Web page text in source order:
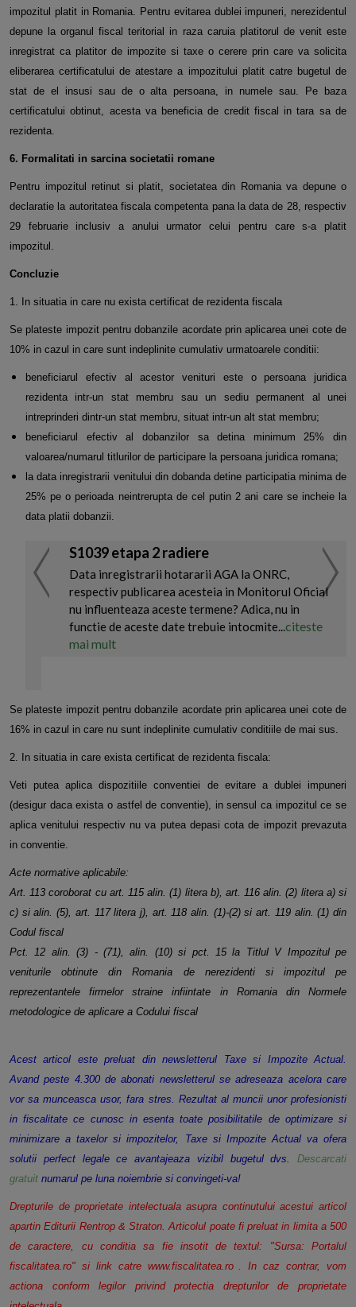
impozitul platit in Romania. Pentru evitarea dublei impuneri, nerezidentul
depune la organul fiscal teritorial in raza caruia platitorul de venit este
inregistrat ca platitor de impozite si taxe o cerere prin care va solicita
eliberarea certificatului de atestare a impozitului platit catre bugetul de
stat de el insusi sau de o alta persoana, in numele sau. Pe baza
certificatului obtinut, acesta va beneficia de credit fiscal in tara sa de
rezidenta.
6. Formalitati in sarcina societatii romane
Pentru impozitul retinut si platit, societatea din Romania va depune o
declaratie la autoritatea fiscala competenta pana ladata de 28, respectiv
29 februarie inclusiv a anului urmator celui pentru care s-a platit
impozitul.
Concluzie
1. In situatia in care nu exista certificat de rezidenta fiscala
Se plateste impozit pentru dobanzile acordate prin aplicarea unei cote de
10% in cazul in care sunt indeplinite cumulativ urmatoarele conditii:
beneficiarul efectiv al acestor venituri este o persoana juridica
rezidenta intr-un stat membru sau un sediu permanent al unei
intreprinderi dintr-un stat membru, situat intr-un alt stat membru;
beneficiarul efectiv al dobanzilor sa detina minimum 25% din
valoarea/numarul titlurilor de participare la persoana juridica romana;
la data inregistrarii venitului din dobanda detine participatia minima de
25% pe o perioada neintrerupta de cel putin 2 ani care se incheie la
data platii dobanzii.
S1039 etapa 2 radiere
Data inregistrarii hotararii AGA la ONRC,
respectiv publicarea acesteia in Monitorul Oficial
nu influenteaza aceste termene? Adica, nu in
functie de aceste date trebuie intocmite...citeste
mai mult
Se plateste impozit pentru dobanzile acordate prin aplicarea unei cote de
16% in cazul in care nu sunt indeplinite cumulativ conditiile de mai sus.
2. In situatia in care exista certificat de rezidenta fiscala:
Veti putea aplica dispozitiile conventiei de evitare a dublei impuneri
(desigur daca exista o astfel de conventie), in sensul ca impozitul ce se
aplica venitului respectiv nu va putea depasi cota de impozit prevazuta
in conventie.
Acte normative aplicabile:
Art. 113 coroborat cu art. 115 alin. (1) litera b), art. 116 alin. (2) litera a) si
c) si alin. (5), art. 117 litera j), art. 118 alin. (1)-(2) si art. 119 alin. (1) din
Codul fiscal
Pct. 12 alin. (3) - (71), alin. (10) si pct. 15 la Titlul V Impozitul pe
veniturile obtinute din Romania de nerezidenti si impozitul pe
reprezentantele firmelor straine infiintate in Romania din Normele
metodologice de aplicare a Codului fiscal
Acest articol este preluat din newsletterul Taxe si Impozite Actual.
Avand peste 4.300 de abonati newsletterul seadreseaza acelora care
vor sa munceasca usor, fara stres. Rezultat al muncii unor profesionisti
in fiscalitate ce cunosc in esenta toate posibilitatile de optimizare si
minimizare a taxelor si impozitelor, Taxe si Impozite Actual va ofera
solutii perfect legale ce avantajeaza vizibil bugetul dvs. Descarcati
gratuit numarul pe luna noiembrie si convingeti-va!
Drepturile de proprietate intelectuala asupra continutului acestui articol
apartin Editurii Rentrop & Straton. Articolul poate fi preluat in limita a 500
de caractere, cu conditia sa fie insotit de textul: "Sursa: Portalul
fiscalitatea.ro" si link catre www.fiscalitatea.ro . In caz contrar, vom
actiona conform legilor privind protectia drepturilor de proprietate